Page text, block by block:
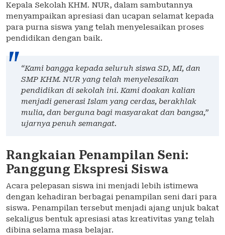
Kepala Sekolah KHM. NUR, dalam sambutannya
menyampaikan apresiasi dan ucapan selamat kepada
para purna siswa yang telah menyelesaikan proses
pendidikan dengan baik.
“Kami bangga kepada seluruh siswa SD, MI, dan
SMP KHM. NUR yang telah menyelesaikan
pendidikan di sekolah ini. Kami doakan kalian
menjadi generasi Islam yang cerdas, berakhlak
mulia, dan berguna bagi masyarakat dan bangsa,”
ujarnya penuh semangat.
Rangkaian Penampilan Seni:
Panggung Ekspresi Siswa
Acara pelepasan siswa ini menjadi lebih istimewa
dengan kehadiran berbagai penampilan seni dari para
siswa. Penampilan tersebut menjadi ajang unjuk bakat
sekaligus bentuk apresiasi atas kreativitas yang telah
dibina selama masa belajar.